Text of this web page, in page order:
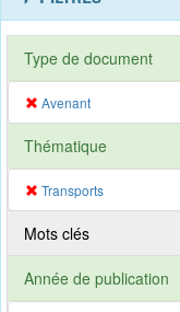
Type de document
Avenant
Thématique
Transports
Mots clés
Année de publication